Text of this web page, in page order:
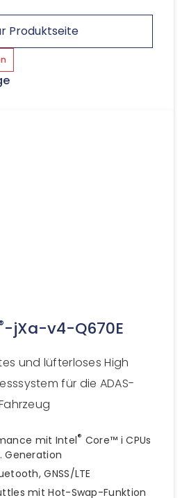
Produktseite
-jXa-v4-Q670E
und lüfterloses High
für die ADAS-
mit Intel® Core™ i CPUs
Generation
GNSS/LTE
mit Hot-Swap-Funktion